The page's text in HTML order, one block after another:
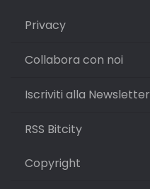
Privacy
Collabora con noi
Iscriviti alla Newsletter
RSS Bitcity
Copyright